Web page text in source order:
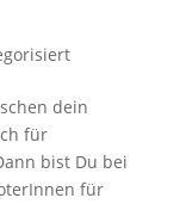
dein
für
bist Du bei
für